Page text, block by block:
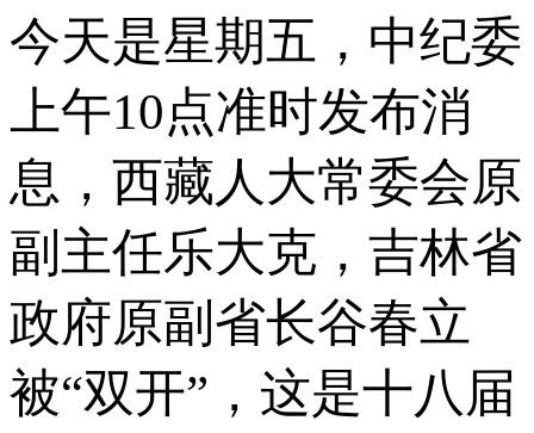
今天是星期五，中纪委
上午10点准时发布消
息，西藏人大常委会原
副主任乐大克，吉林省
政府原副省长谷春立
被“双开”，这是十八届